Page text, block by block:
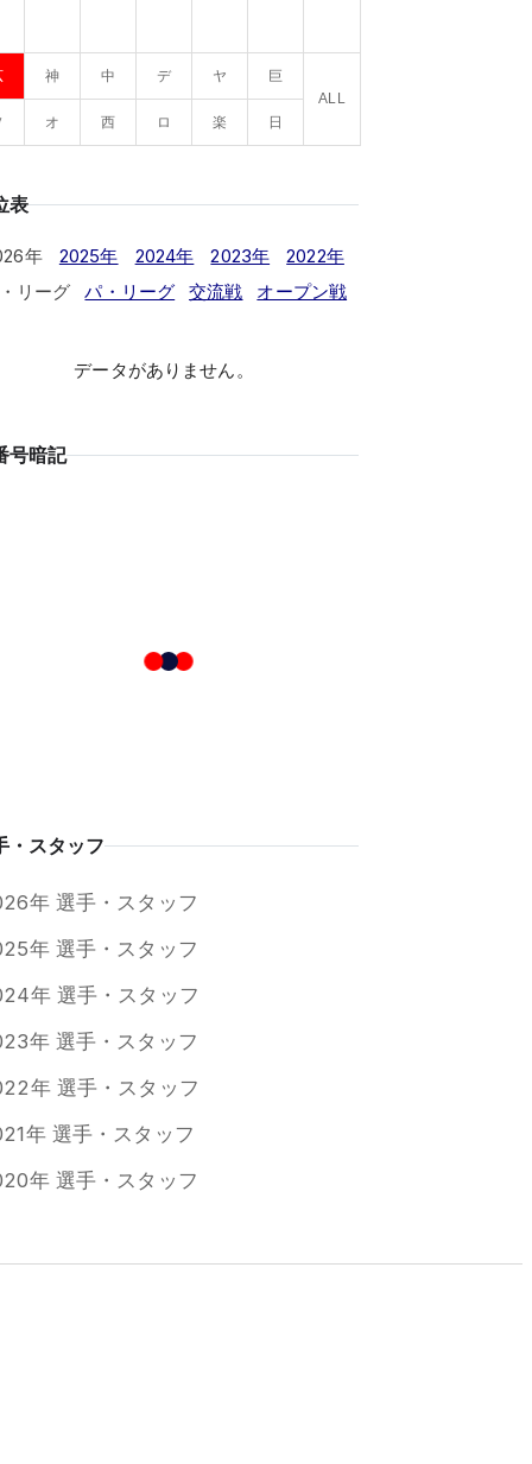
神 中 デ ヤ
巨
ALL
オ 西 ロ 楽 日
表
年 2025年 2024年 2023年
2022年
リーグ
パ・リーグ 交流戦 オープン戦
データがありません。
号暗記
・スタッフ
年 選手・スタッフ
年 選手・スタッフ
年 選手・スタッフ
年 選手・スタッフ
年 選手・スタッフ
年 選手・スタッフ
年 選手・スタッフ